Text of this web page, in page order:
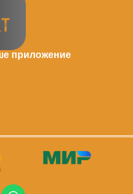
приложение